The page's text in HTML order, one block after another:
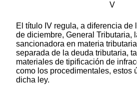
V
El título IV regula, a diferencia de
de diciembre, General Tributaria,
sancionadora en materia
separada de la deuda tributaria,
materiales de tipificación de
como los procedimentales, estos
dicha ley.